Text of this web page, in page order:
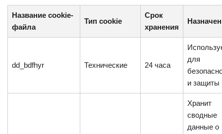
Название cookie-
файла
Тип cookie
Срок
хранения
dd_bdfhyr Технические 24 часа
для
и защиты
Хранит
сводные
данные о